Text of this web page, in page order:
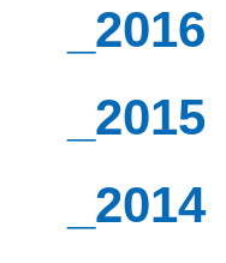
_2016
_2015
_2014